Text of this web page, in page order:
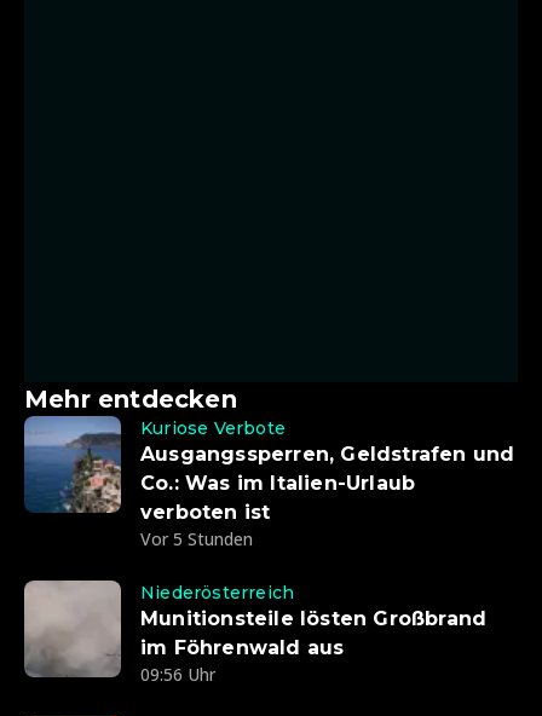
Mehr entdecken
Kuriose Verbote
Ausgangssperren, Geldstrafen und
Co.: Was im Italien-Urlaub
verboten ist
Vor 5 Stunden
Niederösterreich
Munitionsteile lösten Großbrand
im Föhrenwald aus
09:56 Uhr